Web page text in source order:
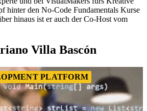
hinter den No-Code Fundamentals Kurse
hinaus ist er auch der Co-Host vom
Villa Bascón
PLATFORM